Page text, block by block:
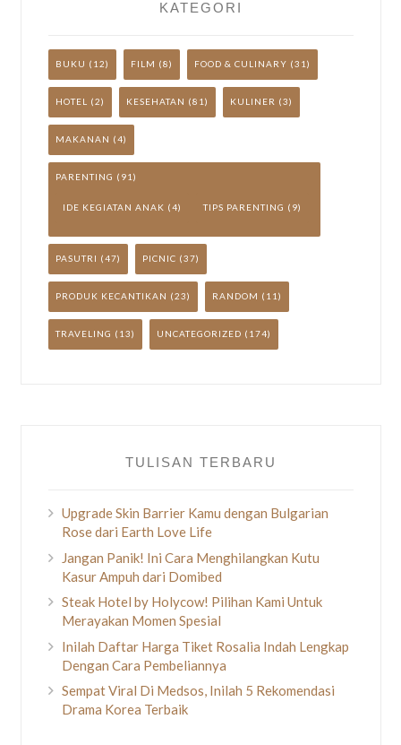
KATEGORI
BUKU (12) FILM (8) FOOD & CULINARY (31)
HOTEL (2) KESEHATAN (81) KULINER (3)
MAKANAN (4)
PARENTING (91)
IDE KEGIATAN ANAK (4) TIPS PARENTING (9)
PASUTRI (47) PICNIC (37)
PRODUK KECANTIKAN (23) RANDOM (11)
TRAVELING (13) UNCATEGORIZED (174)
TULISAN TERBARU
Upgrade Skin Barrier Kamu dengan Bulgarian
Rose dari Earth Love Life
Jangan Panik! Ini Cara Menghilangkan Kutu
Kasur Ampuh dari Domibed
Steak Hotel by Holycow! Pilihan Kami Untuk
Merayakan Momen Spesial
Inilah Daftar Harga Tiket Rosalia Indah Lengkap
Dengan Cara Pembeliannya
Sempat Viral Di Medsos, Inilah 5 Rekomendasi
Drama Korea Terbaik